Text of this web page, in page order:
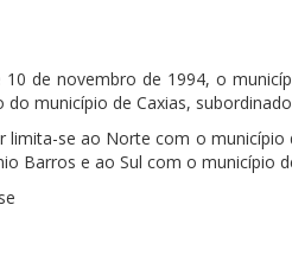
10 de novembro de 1994, o
município de Caxias,
limita-se ao Norte com o
Barros e ao Sul com o município